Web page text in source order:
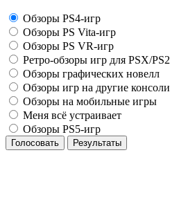
Обзоры PS4-игр
Обзоры PS Vita-игр
Обзоры PS VR-игр
Ретро-обзоры игр для PSX/PS2
Обзоры графических новелл
Обзоры игр на другие консоли
Обзоры на мобильные игры
Меня всё устраивает
Обзоры PS5-игр
Голосовать Результаты